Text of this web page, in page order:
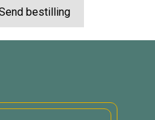
bestilling